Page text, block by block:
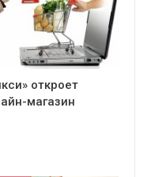
откроет
магазин